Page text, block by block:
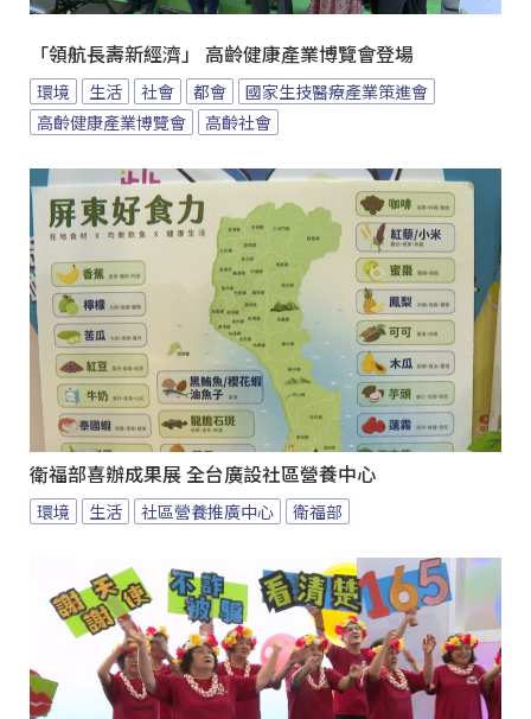
「領航長壽新經濟」 高齡健康產業博覽會登場
環境 生活 社會 都會
國家生技醫療產業策進會
高齡健康產業博覽會
高齡社會
衛福部喜辦成果展 全台廣設社區營養中心
環境 生活 社區營養推廣中心 衛福部